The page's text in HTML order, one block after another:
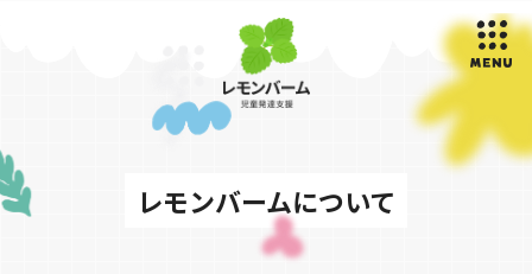
レモンバームについて